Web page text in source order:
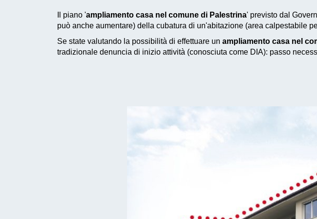
Il piano 'ampliamento casa nel comune di Palestrina' previsto dal
può anche aumentare) della cubatura di un'abitazione (area calpestabile
Se state valutando la possibilità di effettuare un ampliamento casa nel
tradizionale denuncia di inizio attività (conosciuta come DIA): passo